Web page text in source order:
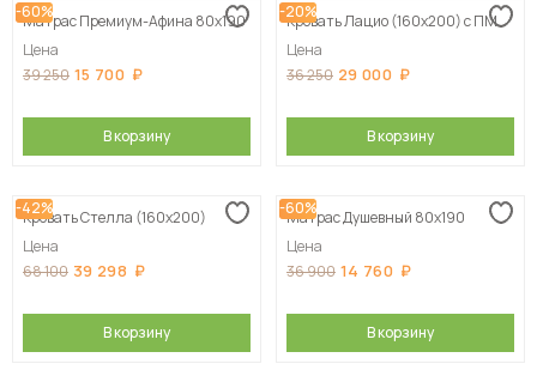
-60%
Матрас Премиум-Афина 80х190
Цена
39 250 15 700
В корзину
-20%
Кровать Лацио (160х200) с ПМ
Цена
36 250 29 000
В корзину
-42%
Кровать Стелла (160х200)
Цена
68 100 39 298
В корзину
-60%
Матрас Душевный 80х190
Цена
36 900 14 760
В корзину